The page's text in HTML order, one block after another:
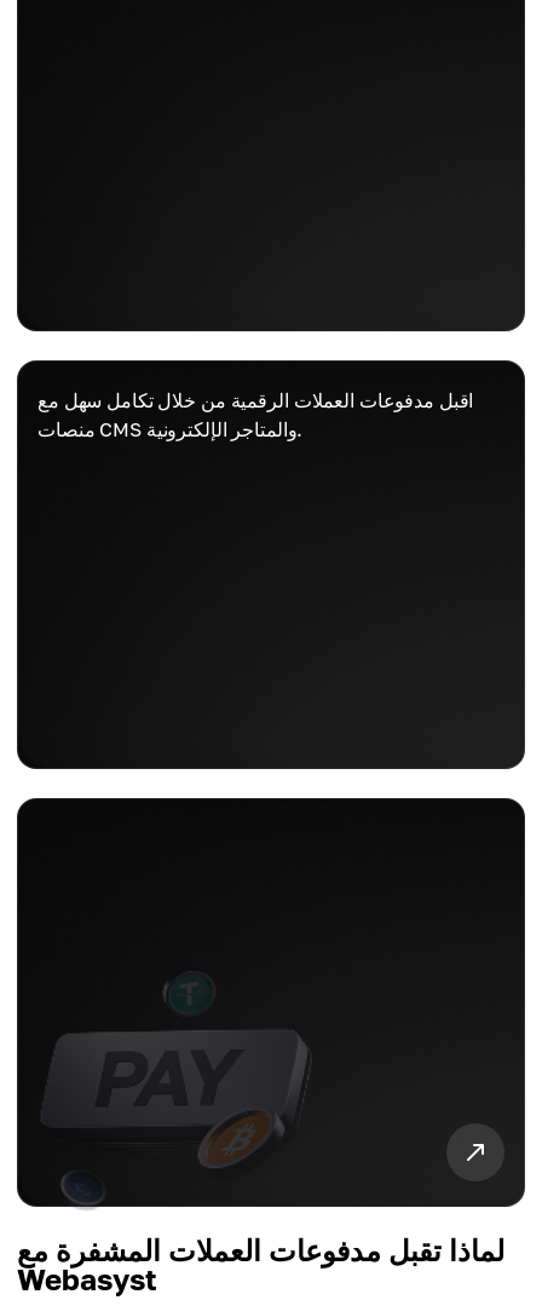
اقبل مدفوعات العملات الرقمية من خلال تكامل سهل مع
منصات CMS والمتاجر الإلكترونية.
لماذا تقبل مدفوعات العملات المشفرة مع
Webasyst